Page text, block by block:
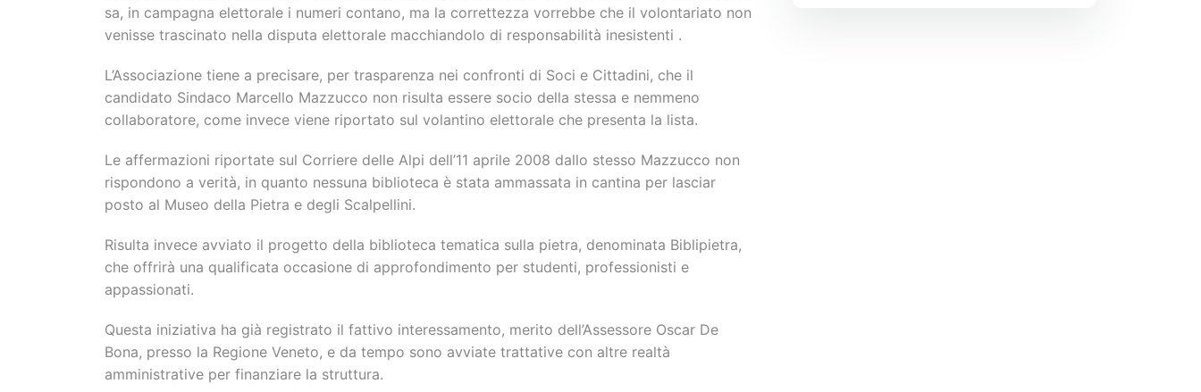
sa, in campagna elettorale i numeri contano, ma la correttezza vorrebbe che il volontariato non
venisse trascinato nella disputa elettorale macchiandolo di responsabilità inesistenti .
L’Associazione tiene a precisare, per trasparenza nei confronti di Soci e Cittadini, che il
candidato Sindaco Marcello Mazzucco non risulta essere socio della stessa e nemmeno
collaboratore, come invece viene riportato sul volantino elettorale che presenta la lista.
Le affermazioni riportate sul Corriere delle Alpi dell’11 aprile 2008 dallo stesso Mazzucco non
rispondono a verità, in quanto nessuna biblioteca è stata ammassata in cantina per lasciar
posto al Museo della Pietra e degli Scalpellini.
Risulta invece avviato il progetto della biblioteca tematica sulla pietra, denominata Biblipietra,
che offrirà una qualificata occasione di approfondimento per studenti, professionisti e
appassionati.
Questa iniziativa ha già registrato il fattivo interessamento, merito dell’Assessore Oscar De
Bona, presso la Regione Veneto, e da tempo sono avviate trattative con altre realtà
amministrative per finanziare la struttura.